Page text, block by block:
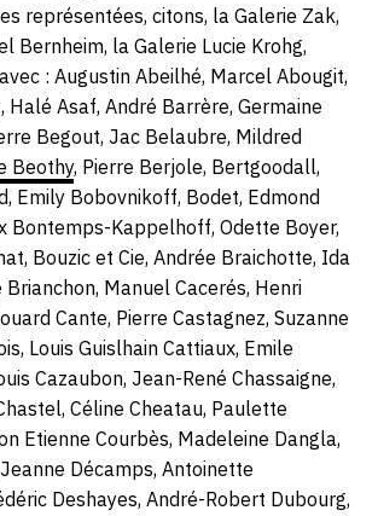
représentées, citons, la Galerie Zak,
Bernheim, la Galerie Lucie Krohg,
: Augustin Abeilhé, Marcel Abougit,
Halé Asaf, André Barrère, Germaine
Begout, Jac Belaubre, Mildred
Beothy, Pierre Berjole, Bertgoodall,
Emily Bobovnikoff, Bodet, Edmond
Bontemps-Kappelhoff, Odette Boyer,
Bouzic et Cie, Andrée Braichotte, Ida
Manuel Cacerés, Henri
Cante, Pierre Castagnez, Suzanne
Louis Guislhain Cattiaux, Emile
Cazaubon, Jean-René Chassaigne,
Céline Cheatau, Paulette
Etienne Courbès, Madeleine Dangla,
Décamps, Antoinette
Deshayes, André-Robert Dubourg,